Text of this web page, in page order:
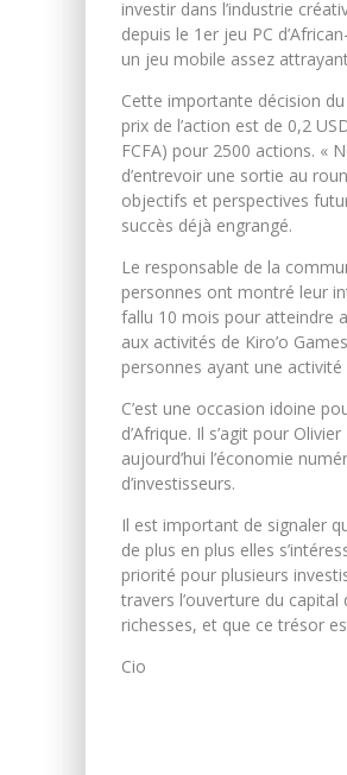
investir dans l’industrie
depuis le 1er jeu PC
un jeu mobile assez
Cette importante décision
prix de l’action est de 0,2
FCFA) pour 2500 actions. «
d’entrevoir une sortie au
objectifs et perspectives
succès déjà engrangé.
Le responsable de la
personnes ont montré leur
fallu 10 mois pour atteindre
aux activités de Kiro’o
personnes ayant une
C’est une occasion idoine
d’Afrique. Il s’agit pour
aujourd’hui l’économie
d’investisseurs.
Il est important de signaler
de plus en plus elles
priorité pour plusieurs
travers l’ouverture du
richesses, et que ce trésor
Cio